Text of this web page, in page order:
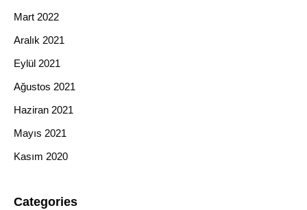
Mart 2022
Aralık 2021
Eylül 2021
Ağustos 2021
Haziran 2021
Mayıs 2021
Kasım 2020
Categories